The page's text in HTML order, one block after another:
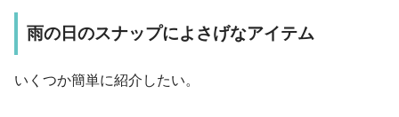
雨の日のスナップによさげなアイテム
いくつか簡単に紹介したい。